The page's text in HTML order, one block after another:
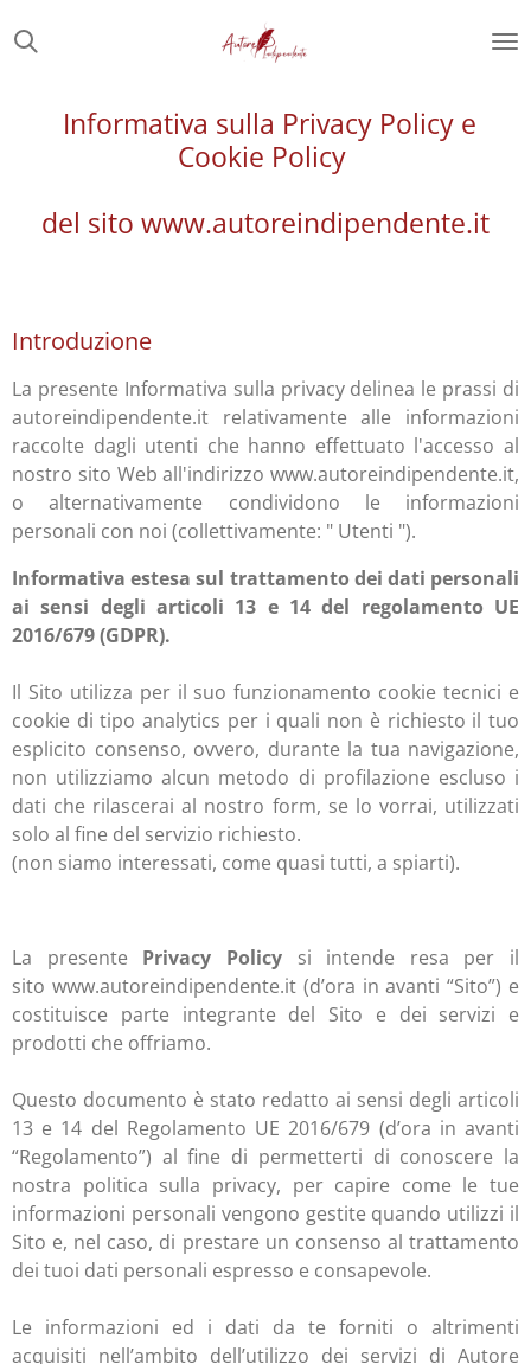
al
principaleInformativa sulla Privacy Policy e
Cookie Policy
del sito www.autoreindipendente.it
Introduzione
La presente Informativa sulla privacy delinea le prassi di
autoreindipendente.it relativamente alle informazioni
raccolte dagli utenti che hanno effettuato l'accesso al
nostro sito Web all'indirizzo www.autoreindipendente.it,
o alternativamente condividono le informazioni
personali con noi (collettivamente: " Utenti ").
Informativa estesa sul trattamento dei dati personali
ai sensi degli articoli 13 e 14 del regolamento UE
2016/679 (GDPR).
Il Sito utilizza per il suo funzionamento cookie tecnici e
cookie di tipo analytics per i quali non è richiesto il tuo
esplicito consenso, ovvero, durante la tua navigazione,
non utilizziamo alcun metodo di profilazione escluso i
dati che rilascerai al nostro form, se lo vorrai, utilizzati
solo al fine del servizio richiesto.
(non siamo interessati, come quasi tutti, a spiarti).
La presente Privacy Policysi intende resa per il
sito www.autoreindipendente.it (d’ora in avanti “Sito”) e
costituisce parte integrante del Sito e dei servizi e
prodotti che offriamo.
Questo documento è stato redatto ai sensi degli articoli
13 e 14 del Regolamento UE 2016/679 (d’ora in avanti
“Regolamento”) al fine di permetterti di conoscere la
nostra politica sulla privacy, per capire come le tue
informazioni personali vengono gestite quando utilizzi il
Sito e, nel caso, di prestare un consenso al trattamento
dei tuoi dati personali espresso e consapevole.
Le informazioni ed i dati da te forniti o altrimenti
acquisiti nell’ambito dell’utilizzo dei servizi di Autore